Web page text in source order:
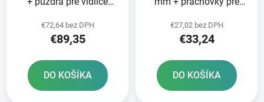
€72,64 bez DPH
€89,35
DO KOŠÍKA
€27,02 bez DPH
€33,24
DO KOŠÍKA